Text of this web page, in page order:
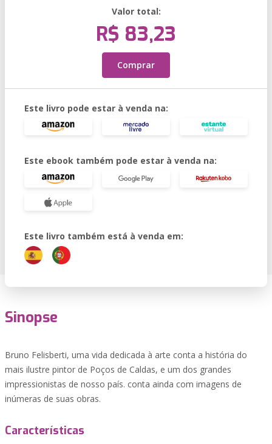
Valor total:
R$ 83,23
Comprar
Este livro pode estar à venda na:
Este ebook também pode estar à venda na:
Este livro também está à venda em:
Sinopse
Bruno Felisberti, uma vida dedicada à arte conta a história do
mais ilustre pintor de Poços de Caldas, e um dos grandes
impressionistas de nosso país. conta ainda com imagens de
inúmeras de suas obras.
Características